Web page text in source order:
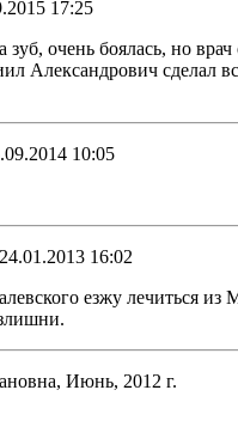
17:25
зуб, очень боялась, но врач
Александрович сделал
10:05
16:02
езжу лечиться
Июнь, 2012 г.